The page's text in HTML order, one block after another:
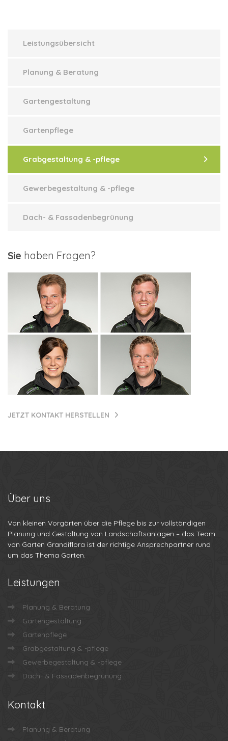
Leistungsübersicht
Planung & Beratung
Gartengestaltung
Gartenpflege
Grabgestaltung & -pflege
Gewerbegestaltung & -pflege
Dach- & Fassadenbegrünung
Sie haben Fragen?
JETZT KONTAKT HERSTELLEN
Über uns
Von kleinen Vorgärten über die Pflege bis zur vollständigen
Planung und Gestaltung von Landschaftsanlagen – das Team
von Garten Grandiflora ist der richtige Ansprechpartner rund
um das Thema Garten.
Leistungen
Planung & Beratung
Gartengestaltung
Gartenpflege
Grabgestaltung & -pflege
Gewerbegestaltung & -pflege
Dach- & Fassadenbegrünung
Kontakt
Planung & Beratung